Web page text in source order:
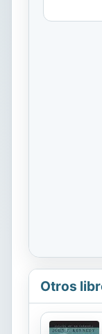
Otros